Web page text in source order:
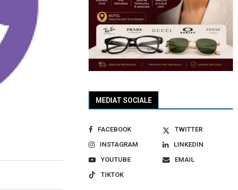
MEDIAT SOCIALE
FACEBOOK
TWITTER
INSTAGRAM
LINKEDIN
YOUTUBE
EMAIL
TIKTOK